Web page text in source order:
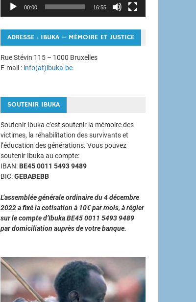
00:00 16:55
ADRESSE : IBUKA – MÉMOIRE ET JUSTICE
Rue Stévin 115 – 1000 Bruxelles
E-mail : info(at)ibuka.be
SOUTENIR IBUKA
Soutenir Ibuka c’est soutenir la mémoire des
victimes, la réhabilitation des survivants et
l’éducation des générations. Vous pouvez
soutenir Ibuka au compte:
IBAN: BE45 0011 5493 9489
BIC:GEBABEBB
L’assemblée générale ordinaire du 4 décembre
2022 a fixé la cotisation à 10€ par mois, à régler
sur le compte d’Ibuka BE45 0011 5493 9489
par domiciliation auprès de votre banque.